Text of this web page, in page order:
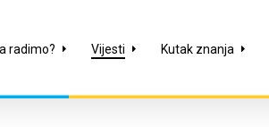
radimo? Vijesti Kutak znanja